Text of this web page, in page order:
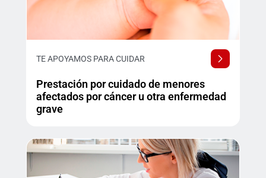
TE APOYAMOS PARA CUIDAR
Prestación por cuidado de menores
afectados por cáncer u otra enfermedad
grave